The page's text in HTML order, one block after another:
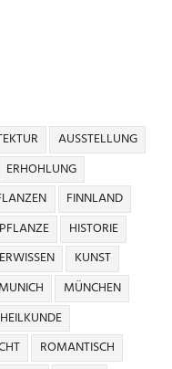
AUSSTELLUNG
ERHOHLUNG
FINNLAND
HISTORIE
KUNST
MUNICH
MÜNCHEN
ROMANTISCH